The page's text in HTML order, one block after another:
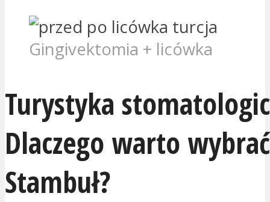
Gingivektomia + licówka
Turystyka
Dlaczego warto wybrać
Stambuł?